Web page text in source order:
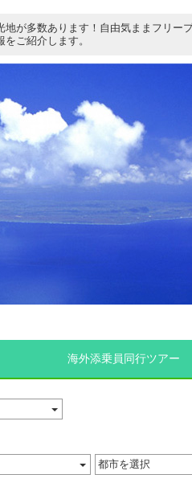
が多数あります！自由気ままフリー
ご紹介します。
海外添乗員同行ツアー
都市を選択